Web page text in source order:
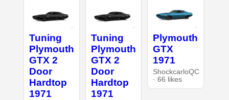
Tuning
Plymouth
GTX 2
Door
Hardtop
1971
Tuning
Plymouth
GTX 2
Door
Hardtop
1971
Plymouth
GTX
1971
ShockcarloQC
· 66 likes